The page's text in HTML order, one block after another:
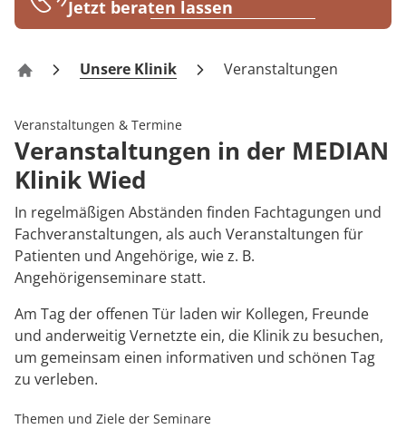
Blog
Karriere
Jetzt beraten lassen
Klinik Wied
Unsere Klinik Veranstaltungen
Veranstaltungen & Termine
Veranstaltungen in der MEDIAN
Klinik Wied
In regelmäßigen Abständen finden Fachtagungen und
Fachveranstaltungen, als auch Veranstaltungen für
Patienten und Angehörige, wie z. B.
Angehörigenseminare statt.
Am Tag der offenen Tür laden wir Kollegen, Freunde
und anderweitig Vernetzte ein, die Klinik zu besuchen,
um gemeinsam einen informativen und schönen Tag
zu verleben.
Themen und Ziele der Seminare